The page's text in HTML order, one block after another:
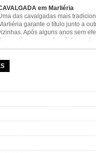
de contar com
Antigo Campo de […]
em Marliéria
das cavalgadas mais
garante o título junto a
Após alguns anos sem
de grandes nomes da música
voltou, e não deixou dúvidas de